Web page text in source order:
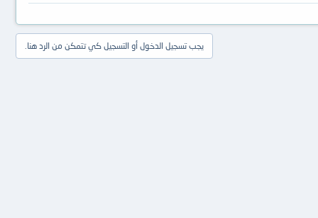
يجب تسجيل الدخول أو التسجيل كي تتمكن من الرد هنا.